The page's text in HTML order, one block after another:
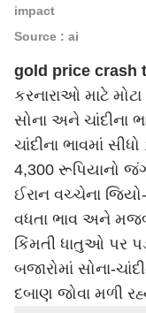
impact
Source : ai
gold price crash
કરનારાઓ માટે
સોના અને ચાંદીના
ચાંદીના ભાવમાં
4,300 રૂપિયાનો
ઈરાન વચ્ચેના
વધતા ભાવ અને
કિંમતી ધાતુઓ પર
બજારોમાં સોના-
દબાણ જોવા મળી